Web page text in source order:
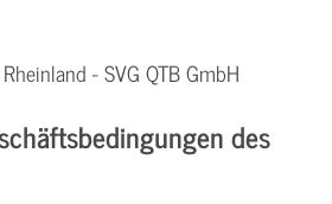
- SVG QTB GmbH
des